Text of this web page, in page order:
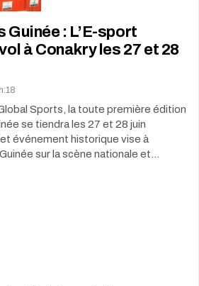
Guinée : L’E-sport
à Conakry les 27 et 28
Sports, la toute première édition
se tiendra les 27 et 28 juin
événement historique vise à
sur la scène nationale et…